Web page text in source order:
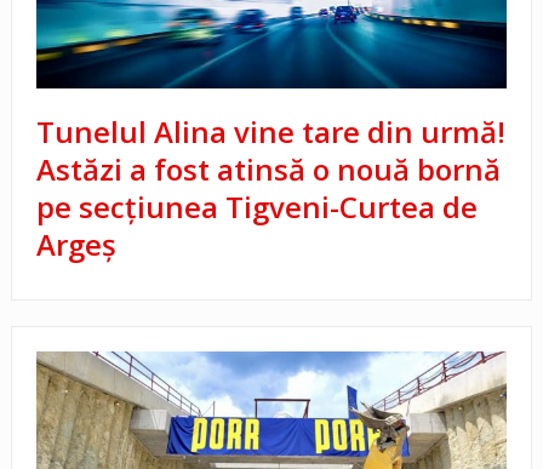
Tunelul Alina vine tare din urmă!
Astăzi a fost atinsă o nouă bornă
pe secțiunea Tigveni-Curtea de
Argeș